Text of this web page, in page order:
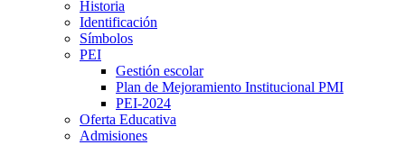
Historia
Identificación
Símbolos
PEI
Gestión escolar
Plan de Mejoramiento Institucional PMI
PEI-2024
Oferta Educativa
Admisiones